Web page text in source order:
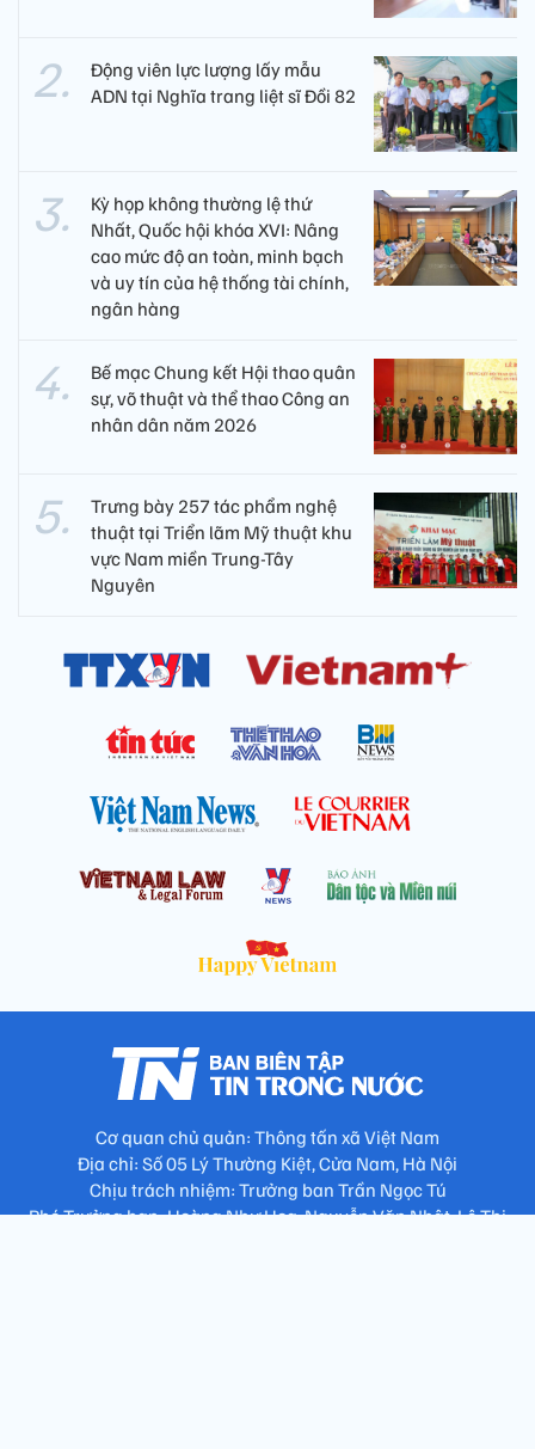
Động viên lực lượng lấy mẫu
ADN tại Nghĩa trang liệt sĩ Đồi 82​
Kỳ họp không thường lệ thứ
Nhất, Quốc hội khóa XVI: Nâng
cao mức độ an toàn, minh bạch
và uy tín của hệ thống tài chính,
ngân hàng
Bế mạc Chung kết Hội thao quân
sự, võ thuật và thể thao Công an
nhân dân năm 2026
Trưng bày 257 tác phẩm nghệ
thuật tại Triển lãm Mỹ thuật khu
vực Nam miền Trung-Tây
Nguyên
Cơ quan chủ quản: Thông tấn xã Việt Nam
Địa chỉ: Số 05 Lý Thường Kiệt, Cửa Nam, Hà Nội
Chịu trách nhiệm: Trưởng ban Trần Ngọc Tú
Phó Trưởng ban: Hoàng Như Hoa, Nguyễn Văn Nhật, Lê Thị